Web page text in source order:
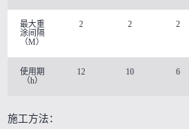
最大重
涂间隔
（M）
2 2 2
使用期
（h）
12 10 6
施工方法：